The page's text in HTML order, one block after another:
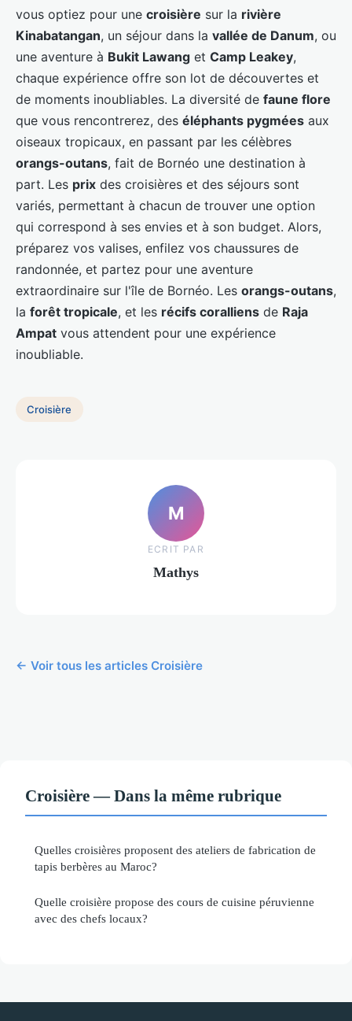
vous optiez pour une croisière sur la rivière
Kinabatangan, un séjour dans la vallée de Danum, ou
une aventure à Bukit Lawang et Camp Leakey,
chaque expérience offre son lot de découvertes et
de moments inoubliables. La diversité de faune flore
que vous rencontrerez, des éléphants pygmées aux
oiseaux tropicaux, en passant par les célèbres
orangs-outans, fait de Bornéo une destination à
part. Les prix des croisières et des séjours sont
variés, permettant à chacun de trouver une option
qui correspond à ses envies et à son budget. Alors,
préparez vos valises, enfilez vos chaussures de
randonnée, et partez pour une aventure
extraordinaire sur l'île de Bornéo. Les orangs-outans,
la forêt tropicale, et les récifs coralliens de Raja
Ampat vous attendent pour une expérience
inoubliable.
Croisière
M
ECRIT PAR
Mathys
← Voir tous les articles Croisière
Croisière — Dans la même rubrique
Quelles croisières proposent des ateliers de fabrication de
tapis berbères au Maroc?
Quelle croisière propose des cours de cuisine péruvienne
avec des chefs locaux?